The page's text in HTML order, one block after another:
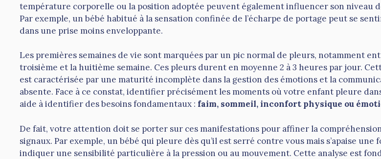
température corporelle ou la position adoptée peuvent également influencer son niveau
Par exemple, un bébé habitué à la sensation confinée de l’écharpe de portage peut se
dans une prise moins enveloppante.
Les premières semaines de vie sont marquées par un pic normal de pleurs, notamment
troisième et la huitième semaine. Ces pleurs durent en moyenne 2 à 3 heures par jour.
est caractérisée par une maturité incomplète dans la gestion des émotions et la
absente. Face à ce constat, identifier précisément les moments où votre enfant pleure
aide à identifier des besoins fondamentaux : faim, sommeil, inconfort physique ou
De fait, votre attention doit se porter sur ces manifestations pour affiner la
signaux. Par exemple, un bébé qui pleure dès qu’il est serré contre vous mais s’apaise une
indiquer une sensibilité particulière à la pression ou au mouvement. Cette analyse est